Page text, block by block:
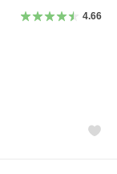
4.66